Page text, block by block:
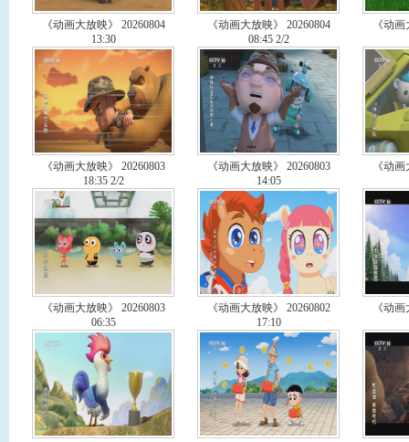
《动画大放映》 20260804
13:30
《动画大放映》 20260804
08:45 2/2
《动
《动画大放映》 20260803
18:35 2/2
《动画大放映》 20260803
14:05
《动
《动画大放映》 20260803
06:35
《动画大放映》 20260802
17:10
《动